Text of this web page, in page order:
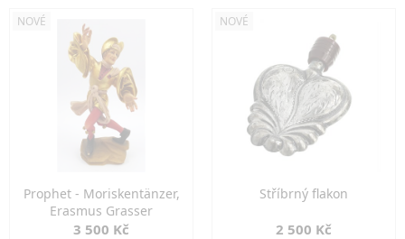
NOVÉ
Prophet - Moriskentänzer,
Erasmus Grasser
3 500 Kč
NOVÉ
Stříbrný flakon
2 500 Kč